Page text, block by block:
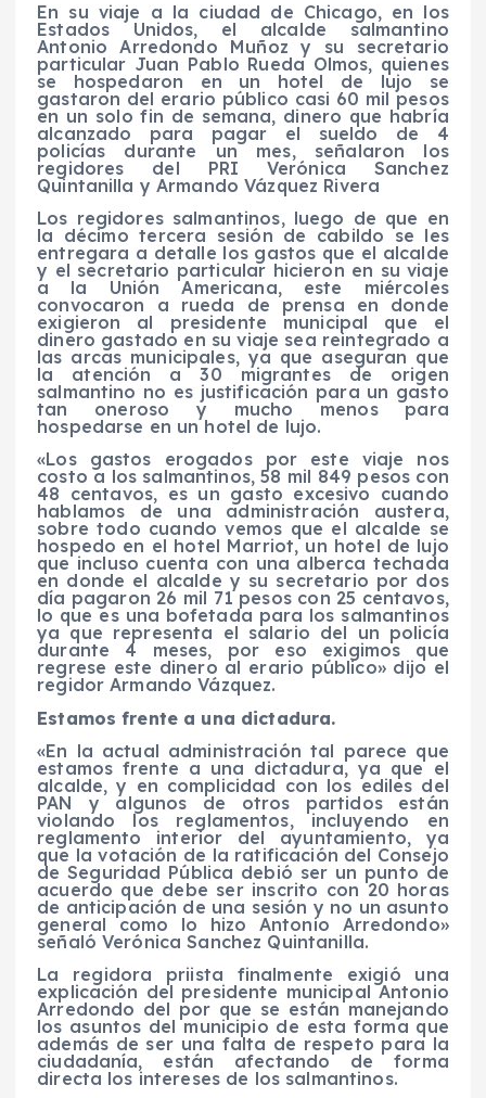
En su viaje a la ciudad de Chicago, en los
Estados Unidos, el alcalde salmantino
Antonio Arredondo Muñoz y su secretario
particular Juan Pablo Rueda Olmos, quienes
se hospedaron en un hotel de lujo se
gastaron del erario público casi 60 mil pesos
en un solo fin de semana, dinero que habría
alcanzado para pagar el sueldo de 4
policías durante un mes, señalaron los
regidores del PRI Verónica Sanchez
Quintanilla y Armando Vázquez Rivera
Los regidores salmantinos, luego de que en
la décimo tercera sesión de cabildo se les
entregara a detalle los gastos que el alcalde
y el secretario particular hicieron en su viaje
a la Unión Americana, este miércoles
convocaron a rueda de prensa en donde
exigieron al presidente municipal que el
dinero gastado en su viaje sea reintegrado a
las arcas municipales, ya que aseguran que
la atención a 30 migrantes de origen
salmantino no es justificación para un gasto
tan oneroso y mucho menos para
hospedarse en un hotel de lujo.
«Los gastos erogados por este viaje nos
costo a los salmantinos, 58 mil 849 pesos con
48 centavos, es un gasto excesivo cuando
hablamos de una administración austera,
sobre todo cuando vemos que el alcalde se
hospedo en el hotel Marriot, un hotel de lujo
que incluso cuenta con una alberca techada
en donde el alcalde y su secretario por dos
día pagaron 26 mil 71 pesos con 25 centavos,
lo que es una bofetada para los salmantinos
ya que representa el salario del un policía
durante 4 meses, por eso exigimos que
regrese este dinero al erario público» dijo el
regidor Armando Vázquez.
Estamos frente a una dictadura.
«En la actual administración tal parece que
estamos frente a una dictadura, ya que el
alcalde, y en complicidad con los ediles del
PAN y algunos de otros partidos están
violando los reglamentos, incluyendo en
reglamento interior del ayuntamiento, ya
que la votación de la ratificación del Consejo
de Seguridad Pública debió ser un punto de
acuerdo que debe ser inscrito con 20 horas
de anticipación de una sesión y no un asunto
general como lo hizo Antonio Arredondo»
señaló Verónica Sanchez Quintanilla.
La regidora priista finalmente exigió una
explicación del presidente municipal Antonio
Arredondo del por que se están manejando
los asuntos del municipio de esta forma que
además de ser una falta de respeto para la
ciudadanía, están afectando de forma
directa los intereses de los salmantinos.